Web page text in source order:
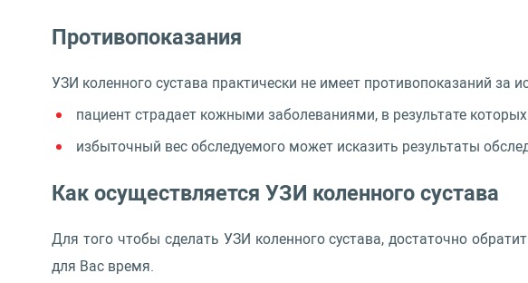
Противопоказания
УЗИ коленного сустава практически не имеет противопоказаний за
пациент страдает кожными заболеваниями, в результате
избыточный вес обследуемого может исказить результаты
Как осуществляется УЗИ коленного сустава
Для того чтобы сделать УЗИ коленного сустава, достаточно
для Вас время.